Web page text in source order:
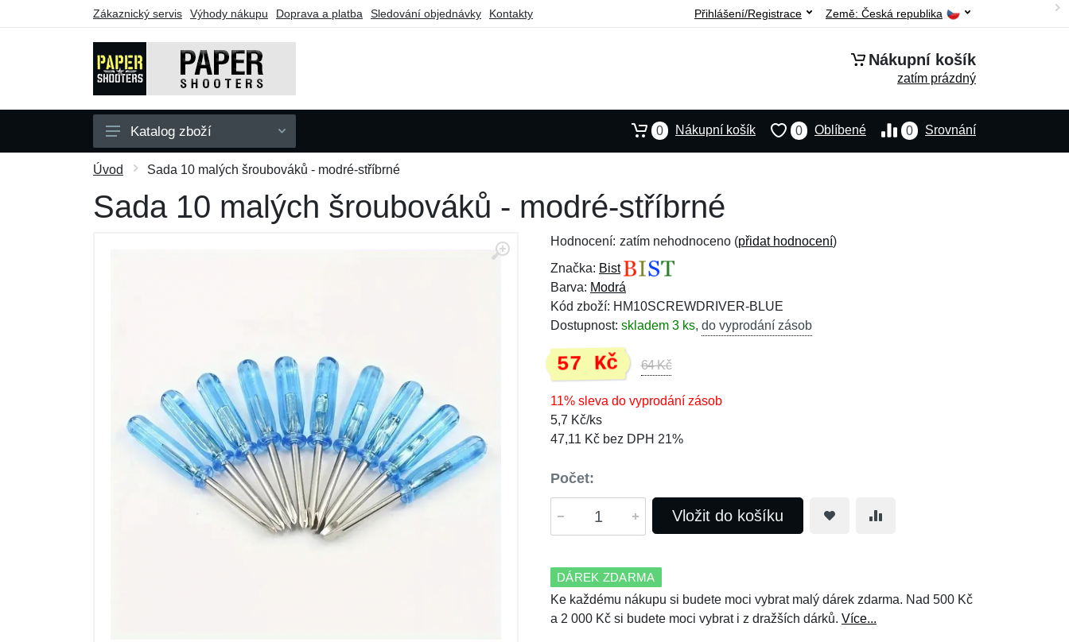
Zákaznický servis Výhody nákupu Doprava a platba Sledování objednávky Kontakty Země: Česká republika
Přihlášení/Registrace
Nákupní košík
zatím prázdný
Zbraně
Doplňky
Katalog zboží 0 Srovnání
0 Oblíbené
0 Nákupní košík
Úvod Sada 10 malých šroubováků - modré-stříbrné
Sada 10 malých šroubováků - modré-stříbrné
Hodnocení: zatím nehodnoceno (přidat hodnocení)
Značka: Bist
Barva: Modrá
Kód zboží: HM10SCREWDRIVER-BLUE
Dostupnost: skladem 3 ks, do vyprodání zásob
57 Kč 64 Kč
11% sleva do vyprodání zásob
5,7 Kč/ks
47,11 Kč bez DPH 21%
Počet:
Vložit do košíku
DÁREK ZDARMA
Ke každému nákupu si budete moci vybrat malý dárek zdarma. Nad 500 Kč
a 2 000 Kč si budete moci vybrat i z dražších dárků. Více...